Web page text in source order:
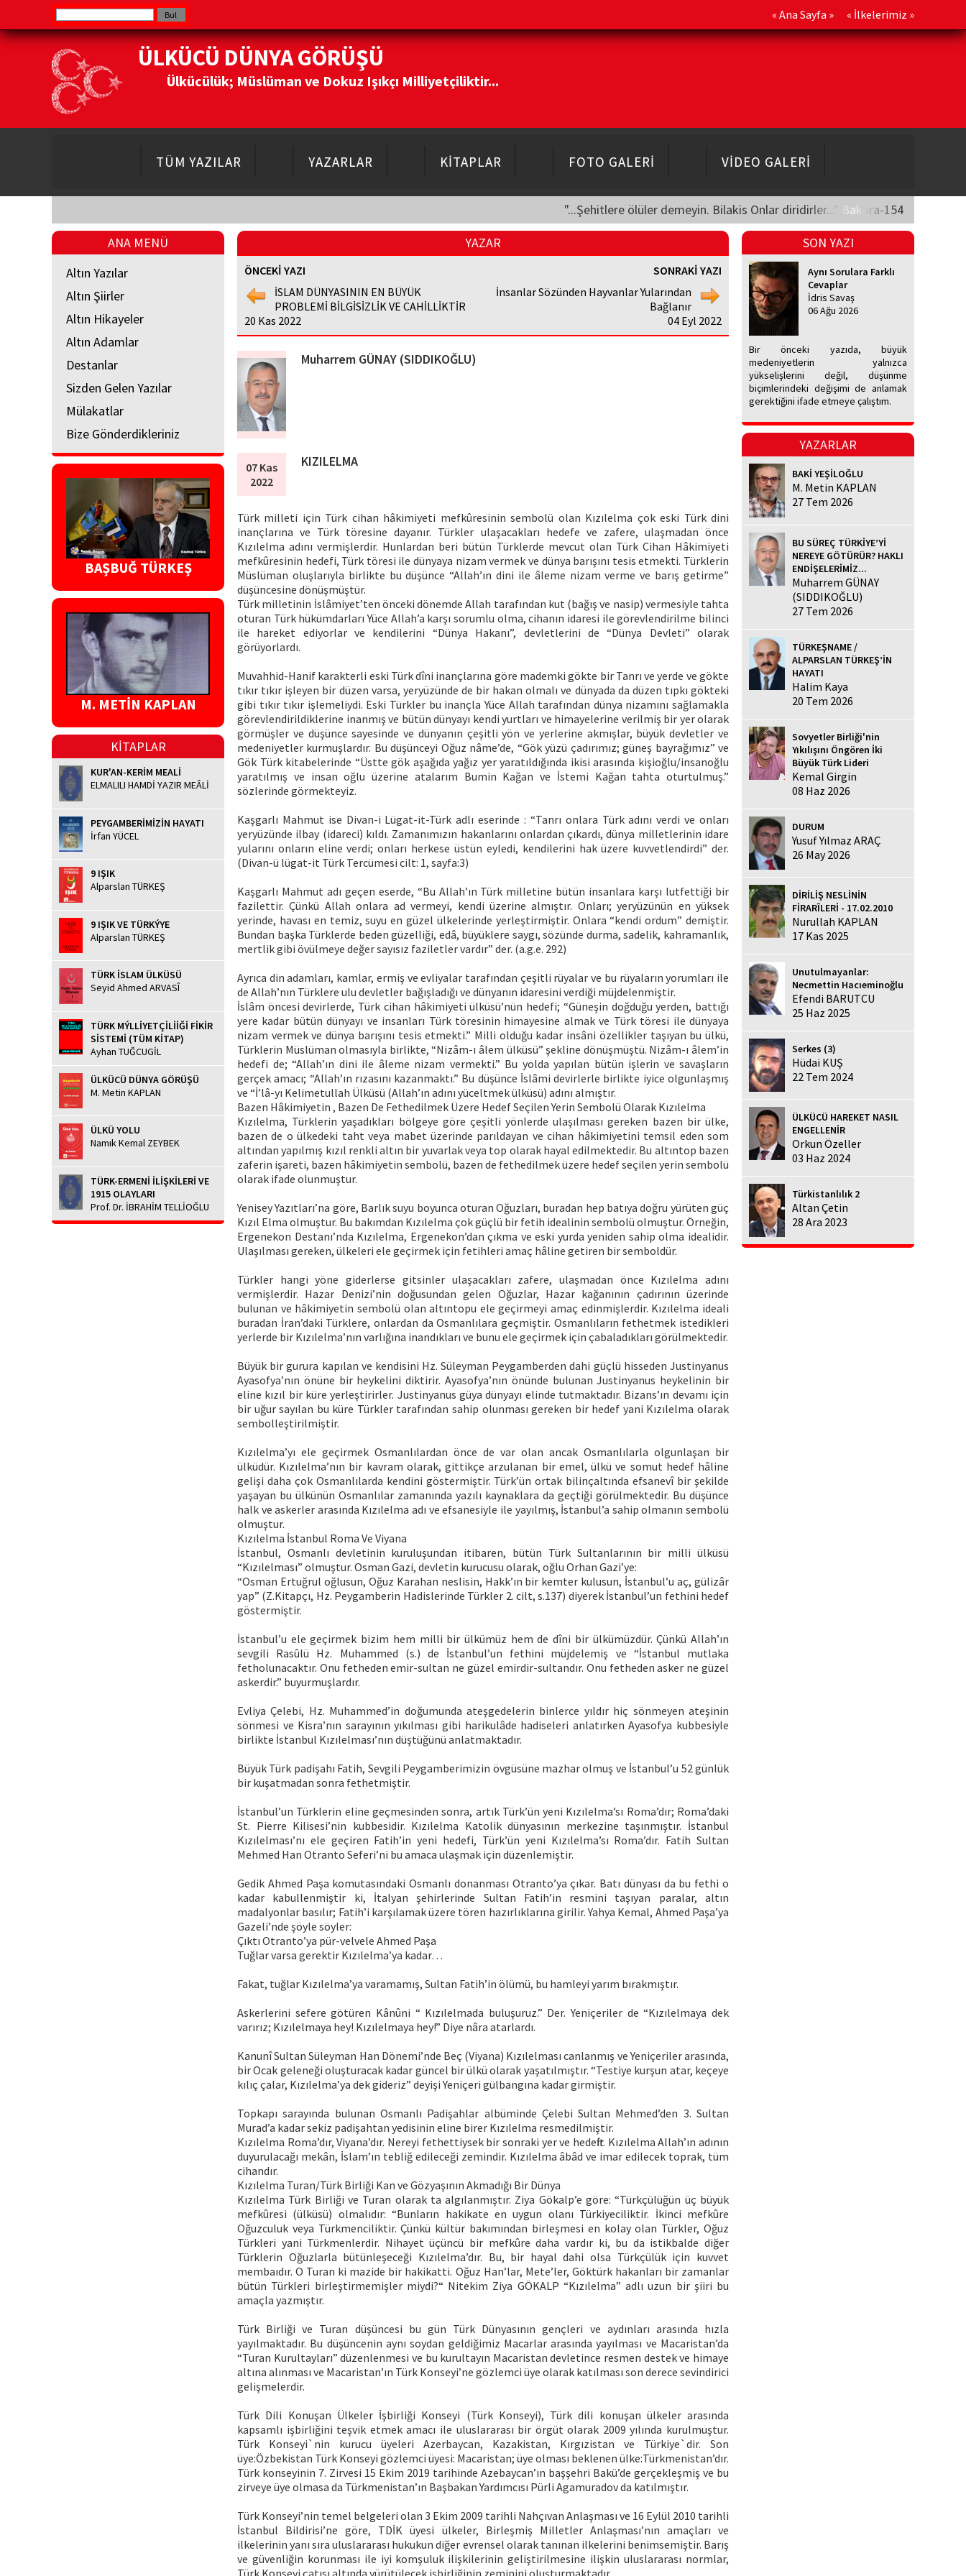
« Ana Sayfa » « İlkelerimiz »
ÜLKÜCÜ DÜNYA GÖRÜŞÜ
Ülkücülük; Müslüman ve Dokuz Işıkçı Milliyetçiliktir...
TÜM YAZILAR YAZARLAR KİTAPLAR FOTO GALERİ VİDEO GALERİ
"...Şehitlere ölüler demeyin. Bilakis Onlar diridirler..." Bakara-154
ANA MENÜ
Altın Yazılar
Altın Şiirler
Altın Hikayeler
Altın Adamlar
Destanlar
Sizden Gelen Yazılar
Mülakatlar
Bize Gönderdikleriniz
BAŞBUĞ TÜRKEŞ
M. METİN KAPLAN
KİTAPLAR
KUR'AN-KERİM MEALİ
ELMALILI HAMDİ YAZIR MEÂLİ
PEYGAMBERİMİZİN HAYATI
İrfan YÜCEL
9 IŞIK
Alparslan TÜRKEŞ
9 IŞIK VE TÜRKÝYE
Alparslan TÜRKEŞ
TÜRK İSLAM ÜLKÜSÜ
Seyid Ahmed ARVASÎ
TÜRK MÝLLİYETÇİLİİĞİ FİKİR
SİSTEMİ (TÜM KİTAP)
Ayhan TUĞCUGİL
ÜLKÜCÜ DÜNYA GÖRÜŞÜ
M. Metin KAPLAN
ÜLKÜ YOLU
Namık Kemal ZEYBEK
TÜRK-ERMENİ İLİŞKİLERİ VE
1915 OLAYLARI
Prof. Dr. İBRAHİM TELLİOĞLU
YAZAR
ÖNCEKİ YAZI
İSLAM DÜNYASININ EN BÜYÜK
PROBLEMİ BİLGİSİZLİK VE CAHİLLİKTİR
20 Kas 2022
SONRAKİ YAZI
İnsanlar Sözünden Hayvanlar Yularından
Bağlanır
04 Eyl 2022
Muharrem GÜNAY (SIDDIKOĞLU)
07 Kas
2022
KIZILELMA
Türk milleti için Türk cihan hâkimiyeti mefkûresinin sembolü olan Kızılelma çok eski Türk dini
inançlarına ve Türk töresine dayanır. Türkler ulaşacakları hedefe ve zafere, ulaşmadan önce
Kızılelma adını vermişlerdir. Hunlardan beri bütün Türklerde mevcut olan Türk Cihan Hâkimiyeti
mefkûresinin hedefi, Türk töresi ile dünyaya nizam vermek ve dünya barışını tesis etmekti. Türklerin
Müslüman oluşlarıyla birlikte bu düşünce “Allah’ın dini ile âleme nizam verme ve barış getirme”
düşüncesine dönüşmüştür.
Türk milletinin İslâmiyet’ten önceki dönemde Allah tarafından kut (bağış ve nasip) vermesiyle tahta
oturan Türk hükümdarları Yüce Allah’a karşı sorumlu olma, cihanın idaresi ile görevlendirilme bilinci
ile hareket ediyorlar ve kendilerini “Dünya Hakanı”, devletlerini de “Dünya Devleti” olarak
görüyorlardı.
Muvahhid-Hanif karakterli eski Türk dîni inançlarına göre mademki gökte bir Tanrı ve yerde ve gökte
tıkır tıkır işleyen bir düzen varsa, yeryüzünde de bir hakan olmalı ve dünyada da düzen tıpkı gökteki
gibi tıkır tıkır işlemeliydi. Eski Türkler bu inançla Yüce Allah tarafından dünya nizamını sağlamakla
görevlendirildiklerine inanmış ve bütün dünyayı kendi yurtları ve himayelerine verilmiş bir yer olarak
görmüşler ve düşünce sayesinde ve dünyanın çeşitli yön ve yerlerine akmışlar, büyük devletler ve
medeniyetler kurmuşlardır. Bu düşünceyi Oğuz nâme’de, “Gök yüzü çadırımız; güneş bayrağımız” ve
Gök Türk kitabelerinde “Üstte gök aşağıda yağız yer yaratıldığında ikisi arasında kişioğlu/insanoğlu
yaratılmış ve insan oğlu üzerine atalarım Bumin Kağan ve İstemi Kağan tahta oturtulmuş.”
sözlerinde görmekteyiz.
Kaşgarlı Mahmut ise Divan-i Lügat-it-Türk adlı eserinde : “Tanrı onlara Türk adını verdi ve onları
yeryüzünde ilbay (idareci) kıldı. Zamanımızın hakanlarını onlardan çıkardı, dünya milletlerinin idare
yularını onların eline verdi; onları herkese üstün eyledi, kendilerini hak üzere kuvvetlendirdi” der.
(Divan-ü lügat-it Türk Tercümesi cilt: 1, sayfa:3)
Kaşgarlı Mahmut adı geçen eserde, “Bu Allah’ın Türk milletine bütün insanlara karşı lutfettiği bir
fazilettir. Çünkü Allah onlara ad vermeyi, kendi üzerine almıştır. Onları; yeryüzünün en yüksek
yerinde, havası en temiz, suyu en güzel ülkelerinde yerleştirmiştir. Onlara “kendi ordum” demiştir.
Bundan başka Türklerde beden güzelliği, edâ, büyüklere saygı, sözünde durma, sadelik, kahramanlık,
mertlik gibi övülmeye değer sayısız faziletler vardır” der. (a.g.e. 292)
Ayrıca din adamları, kamlar, ermiş ve evliyalar tarafından çeşitli rüyalar ve bu rüyaların yorumları ile
de Allah’nın Türklere ulu devletler bağışladığı ve dünyanın idaresini verdiği müjdelenmiştir.
İslâm öncesi devirlerde, Türk cihan hâkimiyeti ülküsü’nün hedefi; “Güneşin doğduğu yerden, battığı
yere kadar bütün dünyayı ve insanları Türk töresinin himayesine almak ve Türk töresi ile dünyaya
nizam vermek ve dünya barışını tesis etmekti.” Milli olduğu kadar insâni özellikler taşıyan bu ülkü,
Türklerin Müslüman olmasıyla birlikte, “Nizâm-ı âlem ülküsü” şekline dönüşmüştü. Nizâm-ı âlem’in
hedefi de; “Allah’ın dini ile âleme nizam vermekti.” Bu yolda yapılan bütün işlerin ve savaşların
gerçek amacı; “Allah’ın rızasını kazanmaktı.” Bu düşünce İslâmi devirlerle birlikte iyice olgunlaşmış
ve “İ’lâ-yı Kelimetullah Ülküsü (Allah’ın adını yüceltmek ülküsü) adını almıştır.
Bazen Hâkimiyetin , Bazen De Fethedilmek Üzere Hedef Seçilen Yerin Sembolü Olarak Kızılelma
Kızılelma, Türklerin yaşadıkları bölgeye göre çeşitli yönlerde ulaşılması gereken bazen bir ülke,
bazen de o ülkedeki taht veya mabet üzerinde parıldayan ve cihan hâkimiyetini temsil eden som
altından yapılmış kızıl renkli altın bir yuvarlak veya top olarak hayal edilmektedir. Bu altıntop bazen
zaferin işareti, bazen hâkimiyetin sembolü, bazen de fethedilmek üzere hedef seçilen yerin sembolü
olarak ifade olunmuştur.
Yenisey Yazıtları’na göre, Barlık suyu boyunca oturan Oğuzları, buradan hep batıya doğru yürüten güç
Kızıl Elma olmuştur. Bu bakımdan Kızılelma çok güçlü bir fetih idealinin sembolü olmuştur. Örneğin,
Ergenekon Destanı’nda Kızılelma, Ergenekon’dan çıkma ve eski yurda yeniden sahip olma idealidir.
Ulaşılması gereken, ülkeleri ele geçirmek için fetihleri amaç hâline getiren bir semboldür.
Türkler hangi yöne giderlerse gitsinler ulaşacakları zafere, ulaşmadan önce Kızılelma adını
vermişlerdir. Hazar Denizi’nin doğusundan gelen Oğuzlar, Hazar kağanının çadırının üzerinde
bulunan ve hâkimiyetin sembolü olan altıntopu ele geçirmeyi amaç edinmişlerdir. Kızılelma ideali
buradan İran’daki Türklere, onlardan da Osmanlılara geçmiştir. Osmanlıların fethetmek istedikleri
yerlerde bir Kızılelma’nın varlığına inandıkları ve bunu ele geçirmek için çabaladıkları görülmektedir.
Büyük bir gurura kapılan ve kendisini Hz. Süleyman Peygamberden dahi güçlü hisseden Justinyanus
Ayasofya’nın önüne bir heykelini diktirir. Ayasofya’nın önünde bulunan Justinyanus heykelinin bir
eline kızıl bir küre yerleştirirler. Justinyanus güya dünyayı elinde tutmaktadır. Bizans’ın devamı için
bir uğur sayılan bu küre Türkler tarafından sahip olunması gereken bir hedef yani Kızılelma olarak
sembolleştirilmiştir.
Kızılelma’yı ele geçirmek Osmanlılardan önce de var olan ancak Osmanlılarla olgunlaşan bir
ülküdür. Kızılelma’nın bir kavram olarak, gittikçe arzulanan bir emel, ülkü ve somut hedef hâline
gelişi daha çok Osmanlılarda kendini göstermiştir. Türk’ün ortak bilinçaltında efsanevî bir şekilde
yaşayan bu ülkünün Osmanlılar zamanında yazılı kaynaklara da geçtiği görülmektedir. Bu düşünce
halk ve askerler arasında Kızılelma adı ve efsanesiyle ile yayılmış, İstanbul’a sahip olmanın sembolü
olmuştur.
Kızılelma İstanbul Roma Ve Viyana
İstanbul, Osmanlı devletinin kuruluşundan itibaren, bütün Türk Sultanlarının bir milli ülküsü
“Kızılelması” olmuştur. Osman Gazi, devletin kurucusu olarak, oğlu Orhan Gazi’ye:
“Osman Ertuğrul oğlusun, Oğuz Karahan neslisin, Hakk’ın bir kemter kulusun, İstanbul’u aç, gülizâr
yap” (Z.Kitapçı, Hz. Peygamberin Hadislerinde Türkler 2. cilt, s.137) diyerek İstanbul’un fethini hedef
göstermiştir.
İstanbul’u ele geçirmek bizim hem milli bir ülkümüz hem de dîni bir ülkümüzdür. Çünkü Allah’ın
sevgili Rasûlü Hz. Muhammed (s.) de İstanbul’un fethini müjdelemiş ve “İstanbul mutlaka
fetholunacaktır. Onu fetheden emir-sultan ne güzel emirdir-sultandır. Onu fetheden asker ne güzel
askerdir.” buyurmuşlardır.
Evliya Çelebi, Hz. Muhammed’in doğumunda ateşgedelerin binlerce yıldır hiç sönmeyen ateşinin
sönmesi ve Kisra’nın sarayının yıkılması gibi harikulâde hadiseleri anlatırken Ayasofya kubbesiyle
birlikte İstanbul Kızılelması’nın düştüğünü anlatmaktadır.
Büyük Türk padişahı Fatih, Sevgili Peygamberimizin övgüsüne mazhar olmuş ve İstanbul’u 52 günlük
bir kuşatmadan sonra fethetmiştir.
İstanbul’un Türklerin eline geçmesinden sonra, artık Türk’ün yeni Kızılelma’sı Roma’dır; Roma’daki
St. Pierre Kilisesi’nin kubbesidir. Kızılelma Katolik dünyasının merkezine taşınmıştır. İstanbul
Kızılelması’nı ele geçiren Fatih’in yeni hedefi, Türk’ün yeni Kızılelma’sı Roma’dır. Fatih Sultan
Mehmed Han Otranto Seferi’ni bu amaca ulaşmak için düzenlemiştir.
Gedik Ahmed Paşa komutasındaki Osmanlı donanması Otranto’ya çıkar. Batı dünyası da bu fethi o
kadar kabullenmiştir ki, İtalyan şehirlerinde Sultan Fatih’in resmini taşıyan paralar, altın
madalyonlar basılır; Fatih’i karşılamak üzere tören hazırlıklarına girilir. Yahya Kemal, Ahmed Paşa’ya
Gazeli’nde şöyle söyler:
Çıktı Otranto’ya pür-velvele Ahmed Paşa
Tuğlar varsa gerektir Kızılelma’ya kadar…
Fakat, tuğlar Kızılelma’ya varamamış, Sultan Fatih’in ölümü, bu hamleyi yarım bırakmıştır.
Askerlerini sefere götüren Kânûni “ Kızılelmada buluşuruz.” Der. Yeniçeriler de “Kızılelmaya dek
varırız; Kızılelmaya hey! Kızılelmaya hey!” Diye nâra atarlardı.
Kanunî Sultan Süleyman Han Dönemi’nde Beç (Viyana) Kızılelması canlanmış ve Yeniçeriler arasında,
bir Ocak geleneği oluşturacak kadar güncel bir ülkü olarak yaşatılmıştır. “Testiye kurşun atar, keçeye
kılıç çalar, Kızılelma’ya dek gideriz” deyişi Yeniçeri gülbangına kadar girmiştir.
Topkapı sarayında bulunan Osmanlı Padişahlar albüminde Çelebi Sultan Mehmed’den 3. Sultan
Murad’a kadar sekiz padişahtan yedisinin eline birer Kızılelma resmedilmiştir.
Kızılelma Roma’dır, Viyana’dır. Nereyi fethettiysek bir sonraki yer ve hedeftir. Kızılelma Allah’ın adının
duyurulacağı mekân, İslam’ın tebliğ edileceği zemindir. Kızılelma âbâd ve imar edilecek toprak, tüm
cihandır.
Kızılelma Turan/Türk Birliği Kan ve Gözyaşının Akmadığı Bir Dünya
Kızılelma Türk Birliği ve Turan olarak ta algılanmıştır. Ziya Gökalp’e göre: “Türkçülüğün üç büyük
mefkûresi (ülküsü) olmalıdır: “Bunların hakikate en uygun olanı Türkiyeciliktir. İkinci mefkûre
Oğuzculuk veya Türkmenciliktir. Çünkü kültür bakımından birleşmesi en kolay olan Türkler, Oğuz
Türkleri yani Türkmenlerdir. Nihayet üçüncü bir mefkûre daha vardır ki, bu da istikbalde diğer
Türklerin Oğuzlarla bütünleşeceği Kızılelma’dır. Bu, bir hayal dahi olsa Türkçülük için kuvvet
membaıdır. O Turan ki mazide bir hakikatti. Oğuz Han’lar, Mete’ler, Göktürk hakanları bir zamanlar
bütün Türkleri birleştirmemişler miydi?“ Nitekim Ziya GÖKALP “Kızılelma” adlı uzun bir şiiri bu
amaçla yazmıştır.
Türk Birliği ve Turan düşüncesi bu gün Türk Dünyasının gençleri ve aydınları arasında hızla
yayılmaktadır. Bu düşüncenin aynı soydan geldiğimiz Macarlar arasında yayılması ve Macaristan’da
“Turan Kurultayları” düzenlenmesi ve bu kurultayın Macaristan devletince resmen destek ve himaye
altına alınması ve Macaristan’ın Türk Konseyi’ne gözlemci üye olarak katılması son derece sevindirici
gelişmelerdir.
Türk Dili Konuşan Ülkeler İşbirliği Konseyi (Türk Konseyi), Türk dili konuşan ülkeler arasında
kapsamlı işbirliğini teşvik etmek amacı ile uluslararası bir örgüt olarak 2009 yılında kurulmuştur.
Türk Konseyi`nin kurucu üyeleri Azerbaycan, Kazakistan, Kırgızistan ve Türkiye`dir. Son
üye:Özbekistan Türk Konseyi gözlemci üyesi: Macaristan; üye olması beklenen ülke:Türkmenistan’dır.
Türk konseyinin 7. Zirvesi 15 Ekim 2019 tarihinde Azebaycan’ın başşehri Bakü’de gerçekleşmiş ve bu
zirveye üye olmasa da Türkmenistan’ın Başbakan Yardımcısı Pürli Agamuradov da katılmıştır.
Türk Konseyi’nin temel belgeleri olan 3 Ekim 2009 tarihli Nahçıvan Anlaşması ve 16 Eylül 2010 tarihli
İstanbul Bildirisi’ne göre, TDİK üyesi ülkeler, Birleşmiş Milletler Anlaşması’nın amaçları ve
ilkelerinin yanı sıra uluslararası hukukun diğer evrensel olarak tanınan ilkelerini benimsemiştir. Barış
ve güvenliğin korunması ile iyi komşuluk ilişkilerinin geliştirilmesine ilişkin uluslararası normlar,
SON YAZI
Aynı Sorulara Farklı
Cevaplar
İdris Savaş
06 Ağu 2026
Bir önceki yazıda, büyük
medeniyetlerin yalnızca
yükselişlerini değil, düşünme
biçimlerindeki değişimi de anlamak
gerektiğini ifade etmeye çalıştım.
YAZARLAR
BAKİ YEŞİLOĞLU
M. Metin KAPLAN
27 Tem 2026
BU SÜREÇ TÜRKİYE’Yİ
NEREYE GÖTÜRÜR? HAKLI
ENDİŞELERİMİZ...
Muharrem GÜNAY
(SIDDIKOĞLU)
27 Tem 2026
TÜRKEŞNAME /
ALPARSLAN TÜRKEŞ’İN
HAYATI
Halim Kaya
20 Tem 2026
Sovyetler Birliği'nin
Yıkılışını Öngören İki
Büyük Türk Lideri
Kemal Girgin
08 Haz 2026
DURUM
Yusuf Yılmaz ARAÇ
26 May 2026
DİRİLİŞ NESLİNİN
FİRARÎLERİ - 17.02.2010
Nurullah KAPLAN
17 Kas 2025
Unutulmayanlar:
Necmettin Hacıeminoğlu
Efendi BARUTCU
25 Haz 2025
Serkes (3)
Hüdai KUŞ
22 Tem 2024
ÜLKÜCÜ HAREKET NASIL
ENGELLENİR
Orkun Özeller
03 Haz 2024
Türkistanlılık 2
Altan Çetin
28 Ara 2023